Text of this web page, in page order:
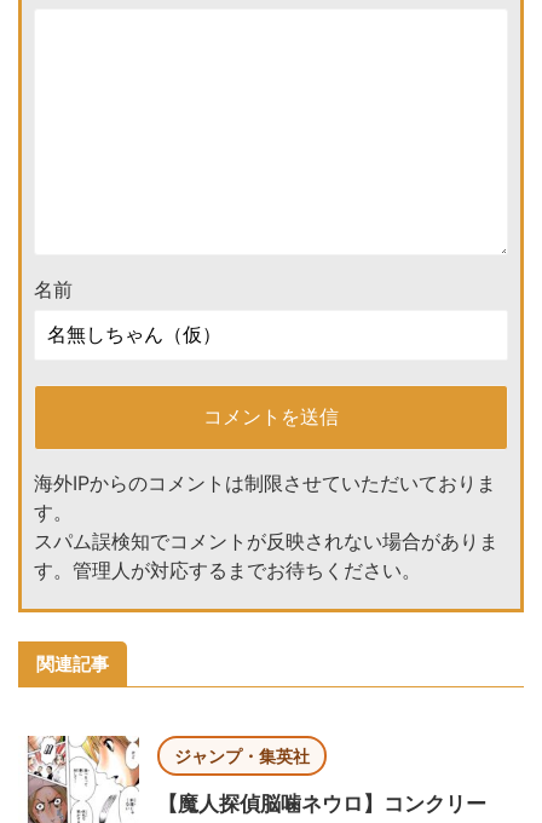
名前
海外IPからのコメントは制限させていただいておりま
す。
スパム誤検知でコメントが反映されない場合がありま
す。管理人が対応するまでお待ちください。
関連記事
ジャンプ・集英社
【魔人探偵脳噛ネウロ】コンクリー